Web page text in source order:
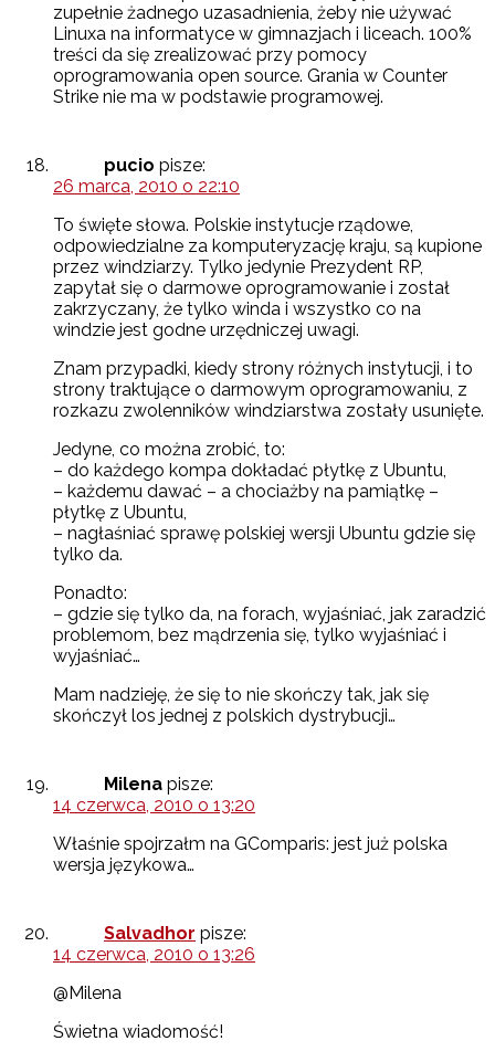
zupełnie żadnego uzasadnienia, żeby nie używać
Linuxa na informatyce w gimnazjach i liceach. 100%
treści da się zrealizować przy pomocy
oprogramowania open source. Grania w Counter
Strike nie ma w podstawie programowej.
pucio pisze:
26 marca, 2010 o 22:10
To święte słowa. Polskie instytucje rządowe,
odpowiedzialne za komputeryzację kraju, są kupione
przez windziarzy. Tylko jedynie Prezydent RP,
zapytał się o darmowe oprogramowanie i został
zakrzyczany, że tylko winda i wszystko co na
windzie jest godne urzędniczej uwagi.
Znam przypadki, kiedy strony różnych instytucji, i to
strony traktujące o darmowym oprogramowaniu, z
rozkazu zwolenników windziarstwa zostały usunięte.
Jedyne, co można zrobić, to:
– do każdego kompa dokładać płytkę z Ubuntu,
– każdemu dawać – a chociażby na pamiątkę –
płytkę z Ubuntu,
– nagłaśniać sprawę polskiej wersji Ubuntu gdzie się
tylko da.
Ponadto:
– gdzie się tylko da, na forach, wyjaśniać, jak zaradzić
problemom, bez mądrzenia się, tylko wyjaśniać i
wyjaśniać…
Mam nadzieję, że się to nie skończy tak, jak się
skończył los jednej z polskich dystrybucji…
Milena pisze:
14 czerwca, 2010 o 13:20
Właśnie spojrzałm na GComparis: jest już polska
wersja językowa…
Salvadhor pisze:
14 czerwca, 2010 o 13:26
@Milena
Świetna wiadomość!